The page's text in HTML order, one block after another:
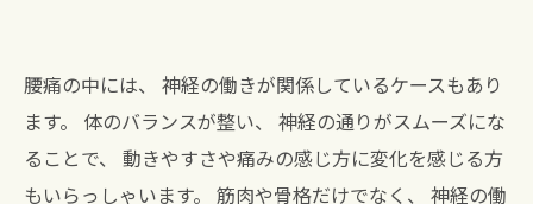
腰痛の中には、 神経の働きが関係しているケースもあり
ます。 体のバランスが整い、 神経の通りがスムーズにな
ることで、 動きやすさや痛みの感じ方に変化を感じる方
もいらっしゃいます。 筋肉や骨格だけでなく、 神経の働